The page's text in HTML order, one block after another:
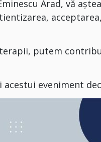
Arad, vă
putem
acestui eveniment